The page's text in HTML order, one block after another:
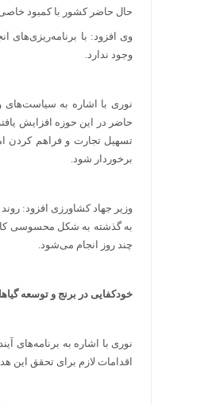
حال حاضر کشور با کمبود خاصی
وی افزود: با
وجود ندارد.
نوری با اشاره به سیاست‌های
حاضر در این حوزه افزایش
تسهیل تجارت و فراهم کردن
برخوردار شود.
وزیر جهاد کشاورزی افزود:
به گذشته به شکل محسوسی
چند روز انجام می‌شود.
خودکفایی در برنج و توسعه
نوری با اشاره به برنامه‌های
اقدامات لازم برای تحقق این